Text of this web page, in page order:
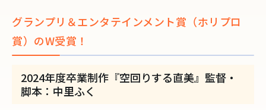
グランプリ＆エンタテインメント賞（ホリプロ
賞）のW受賞！
2024年度卒業制作『空回りする直美』監督・
脚本：中里ふく